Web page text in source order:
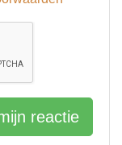
reactie